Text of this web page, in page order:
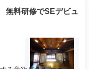
無料研修でSEデビュ